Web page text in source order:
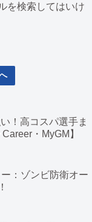
を検索してはいけ
！高コスパ選手ま
・MyGM】
：ゾンビ防衛オー